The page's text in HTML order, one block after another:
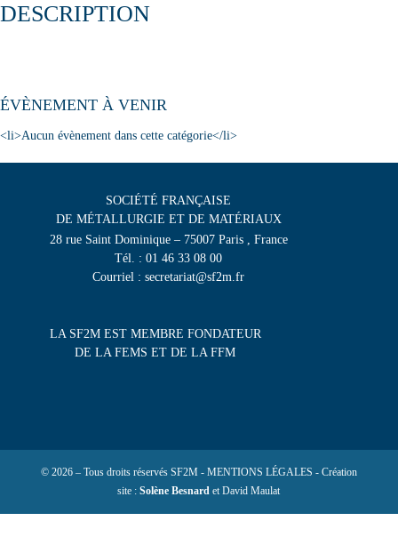
DESCRIPTION
ÉVÈNEMENT À VENIR
<li>Aucun évènement dans cette catégorie</li>
SOCIÉTÉ FRANÇAISE
DE MÉTALLURGIE ET DE MATÉRIAUX
28 rue Saint Dominique – 75007 Paris , France
Tél. : 01 46 33 08 00
Courriel : secretariat@sf2m.fr
LA SF2M EST MEMBRE FONDATEUR
DE LA FEMS ET DE LA FFM
© 2026 – Tous droits réservés SF2M - MENTIONS LÉGALES - Création
site :Solène Besnard et David Maulat